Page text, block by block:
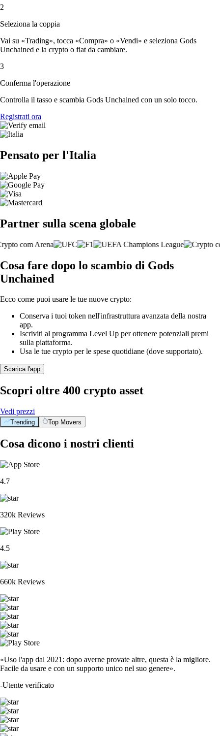
2
Seleziona la coppia
Vai su «Trading», tocca «Compra» o «Vendi» e seleziona Gods
Unchained e la crypto o fiat da cambiare.
3
Conferma l'operazione
Controlla il tasso e scambia Gods Unchained con un solo tocco.
Registrati ora
Pensato per l'Italia
Partner sulla scena globale
Cosa fare dopo lo scambio di Gods
Unchained
Ecco come puoi usare le tue nuove crypto:
Conserva i tuoi token nell'infrastruttura avanzata della nostra
app.
Iscriviti al programma Level Up per ottenere potenziali premi
sulla piattaforma.
Usa le tue crypto per le spese quotidiane (dove supportato).
Scarica l'app
Scopri oltre 400 crypto asset
Vedi prezzi
Trending Top Movers
Cosa dicono i nostri clienti
4.7
320k Reviews
4.5
660k Reviews
«Uso l'app dal 2021: dopo averne provate altre, questa è la migliore.
Facile da usare e con un supporto unico nel suo genere».
-Utente verificato